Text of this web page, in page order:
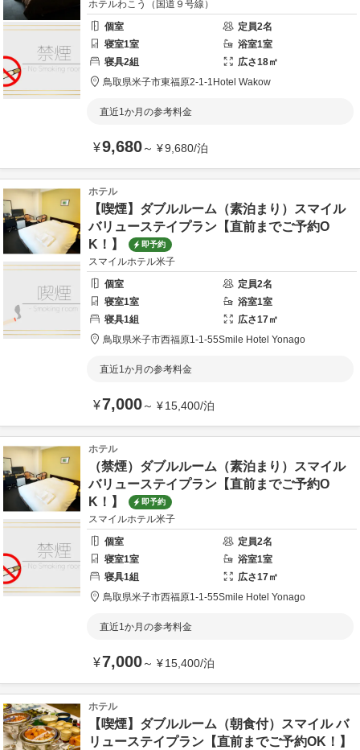
ホテルわこう（国道９号線）
個室
定員2名
寝室1室 浴室1室
寝具2組 広さ18㎡
鳥取県米子市東福原2-1-1 Hotel Wakow
直近1か月の参考料金
¥9,680～ ¥9,680/泊
ホテル
【喫煙】ダブルルーム（素泊まり）スマイル
バリューステイプラン【直前までご予約O
K！】
即予約
スマイルホテル米子
個室
定員2名
寝室1室 浴室1室
寝具1組 広さ17㎡
鳥取県米子市西福原1-1-55Smile Hotel Yonago
直近1か月の参考料金
¥7,000～ ¥15,400/泊
ホテル
（禁煙）ダブルルーム（素泊まり）スマイル
バリューステイプラン【直前までご予約O
K！】
即予約
スマイルホテル米子
個室
定員2名
寝室1室 浴室1室
寝具1組 広さ17㎡
鳥取県米子市西福原1-1-55Smile Hotel Yonago
直近1か月の参考料金
¥7,000～ ¥15,400/泊
ホテル
【喫煙】ダブルルーム（朝食付）スマイル バ
リューステイプラン【直前までご予約OK！】